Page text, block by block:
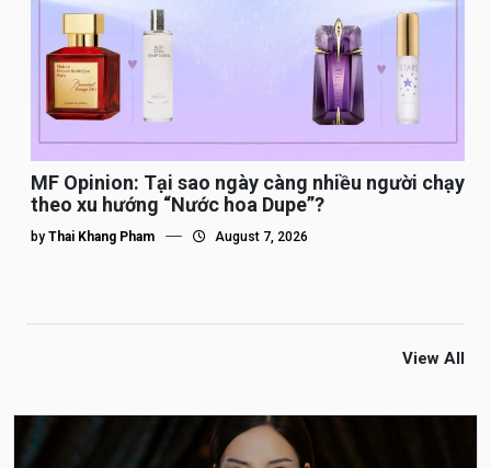
MF Opinion: Tại sao ngày càng nhiều người chạy
theo xu hướng “Nước hoa Dupe”?
by Thai Khang Pham August 7, 2026
View All